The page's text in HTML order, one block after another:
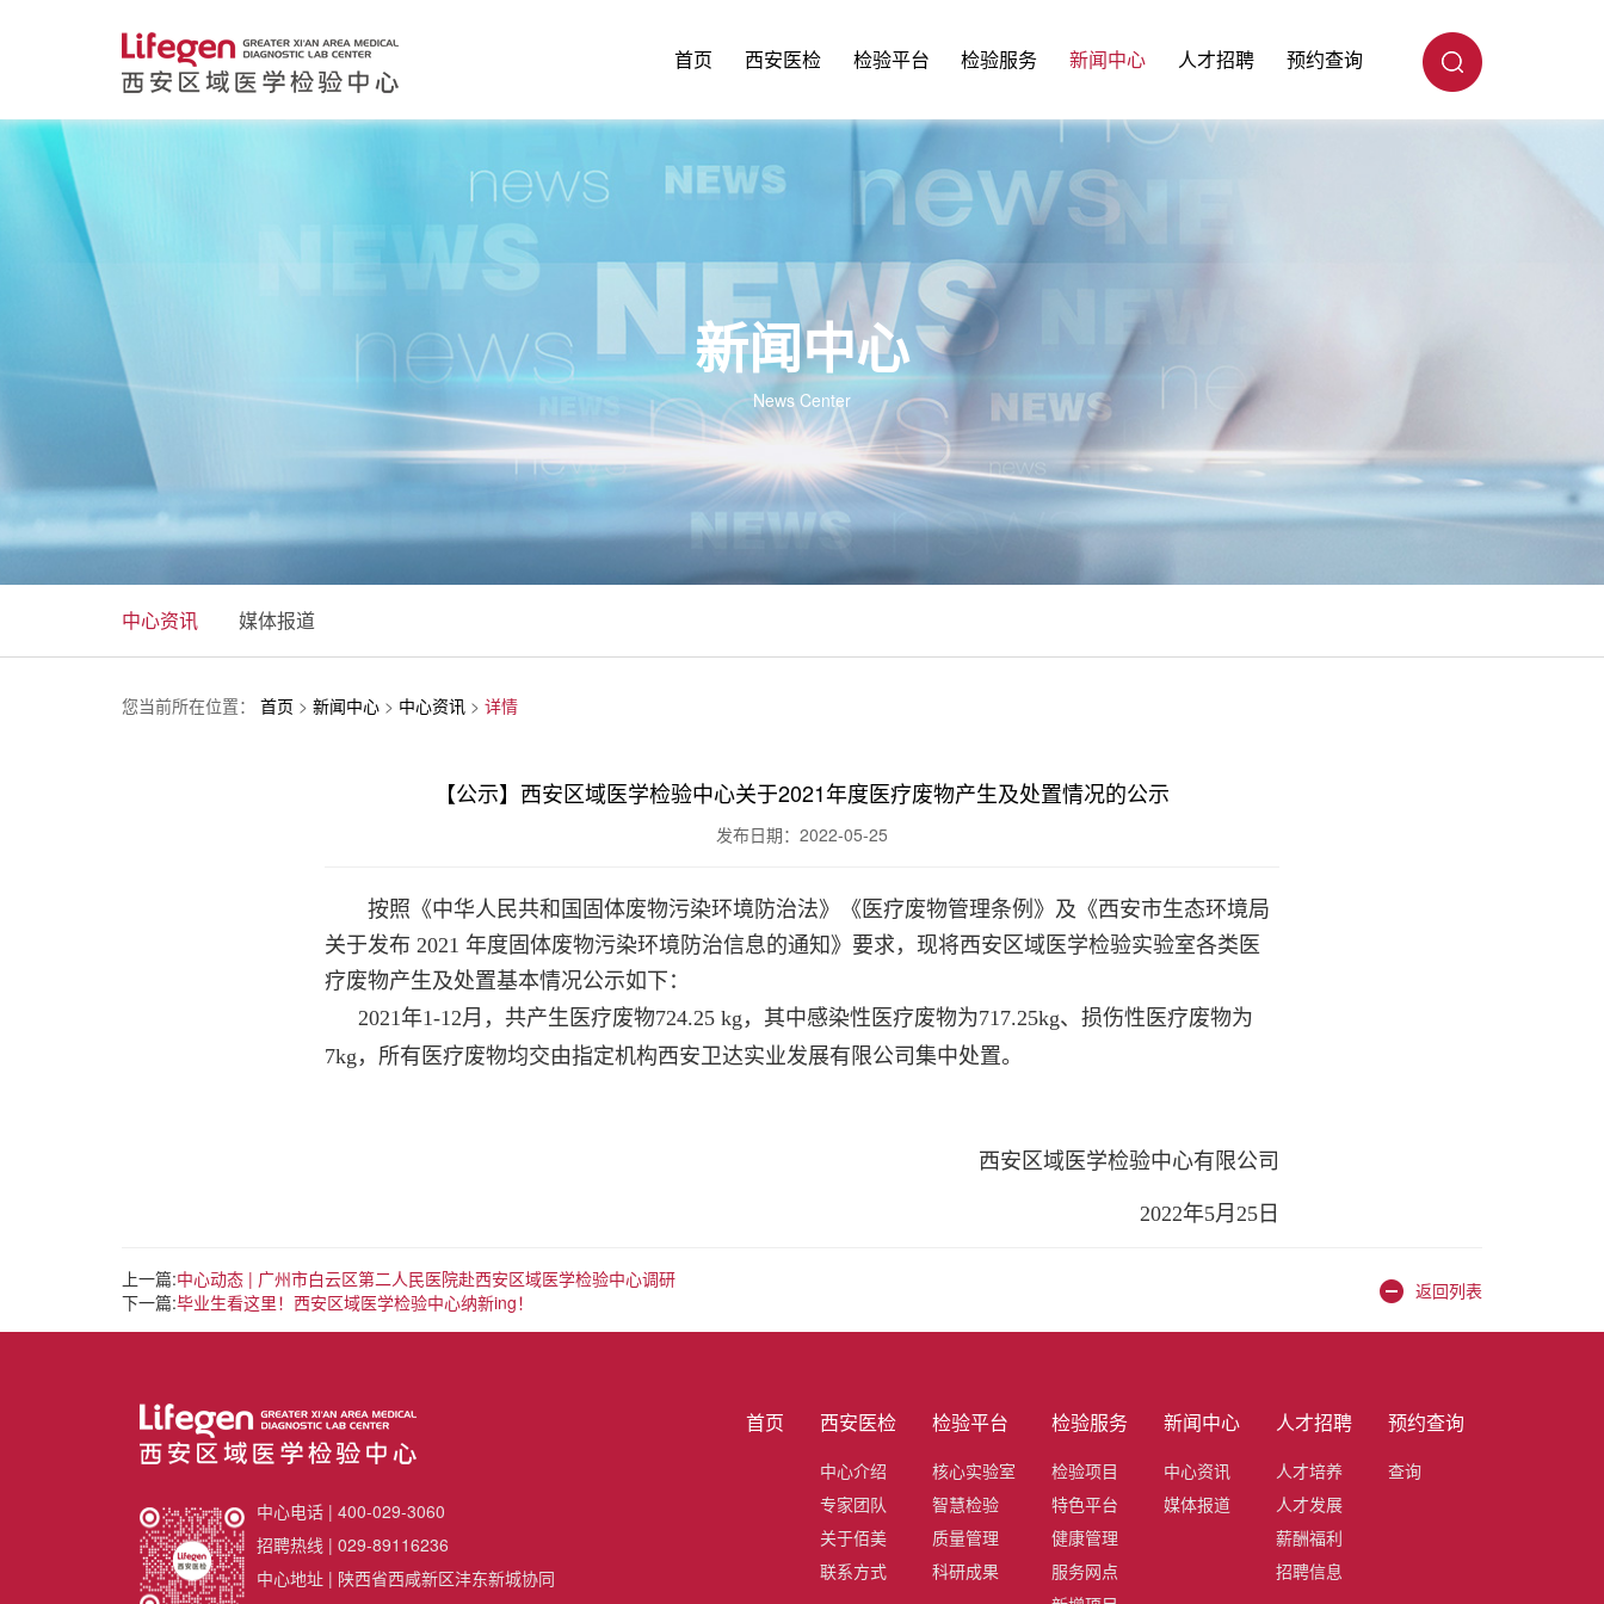
首页 西安医检 检验平台 检验服务 新闻中心 人才招聘 预约查询
新闻中心
News Center
中心资讯 媒体报道
您当前所在位置： 首页 > 新闻中心 > 中心资讯 > 详情
【公示】西安区域医学检验中心关于2021年度医疗废物产生及处置情况的公示
发布日期：2022-05-25
按照《中华人民共和国固体废物污染环境防治法》《医疗废物管理条例》 及《西安市生态环境局
关于发布 2021 年度固体废物污染环境防治信息的通知 》 要求，现将西安区域医学检验实验室各类医
疗废物产生及处置基本情况公示如下：
2021年1-12月， 共产生医疗废物724.25 kg，其中感染性医疗废物为717.25kg、损伤性医疗废物为
7kg，所有医疗废物均交由指定机构西安卫达实业发展有限公司集中处置。
西安区域医学检验中心有限公司
2022年5月 25 日
上一篇:中心动态 | 广州市白云区第二人民医院赴西安区域医学检验中心调研
下一篇:毕业生看这里！西安区域医学检验中心纳新ing！ 返回列表
中心电话 | 400-029-3060
招聘热线 | 029-89116236
中心地址 | 陕西省西咸新区沣东新城协同
首页 西安医检
中心介绍
专家团队
关于佰美
联系方式
检验平台
核心实验室
智慧检验
质量管理
科研成果
检验服务
检验项目
特色平台
健康管理
服务网点
新闻中心
中心资讯
媒体报道
人才招聘
人才培养
人才发展
薪酬福利
招聘信息
预约查询
查询